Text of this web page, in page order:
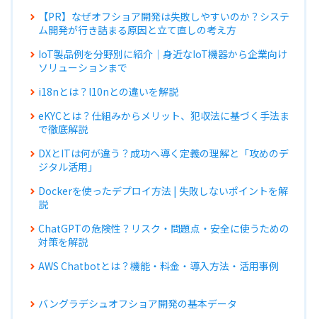
【PR】なぜオフショア開発は失敗しやすいのか？システ
ム開発が行き詰まる原因と立て直しの考え方
IoT製品例を分野別に紹介｜身近なIoT機器から企業向け
ソリューションまで
i18nとは？l10nとの違いを解説
eKYCとは？仕組みからメリット、犯収法に基づく手法ま
で徹底解説
DXとITは何が違う？成功へ導く定義の理解と「攻めのデ
ジタル活用」
Dockerを使ったデプロイ方法 | 失敗しないポイントを解
説
ChatGPTの危険性？リスク・問題点・安全に使うための
対策を解説
AWS Chatbotとは？機能・料金・導入方法・活用事例
バングラデシュオフショア開発の基本データ